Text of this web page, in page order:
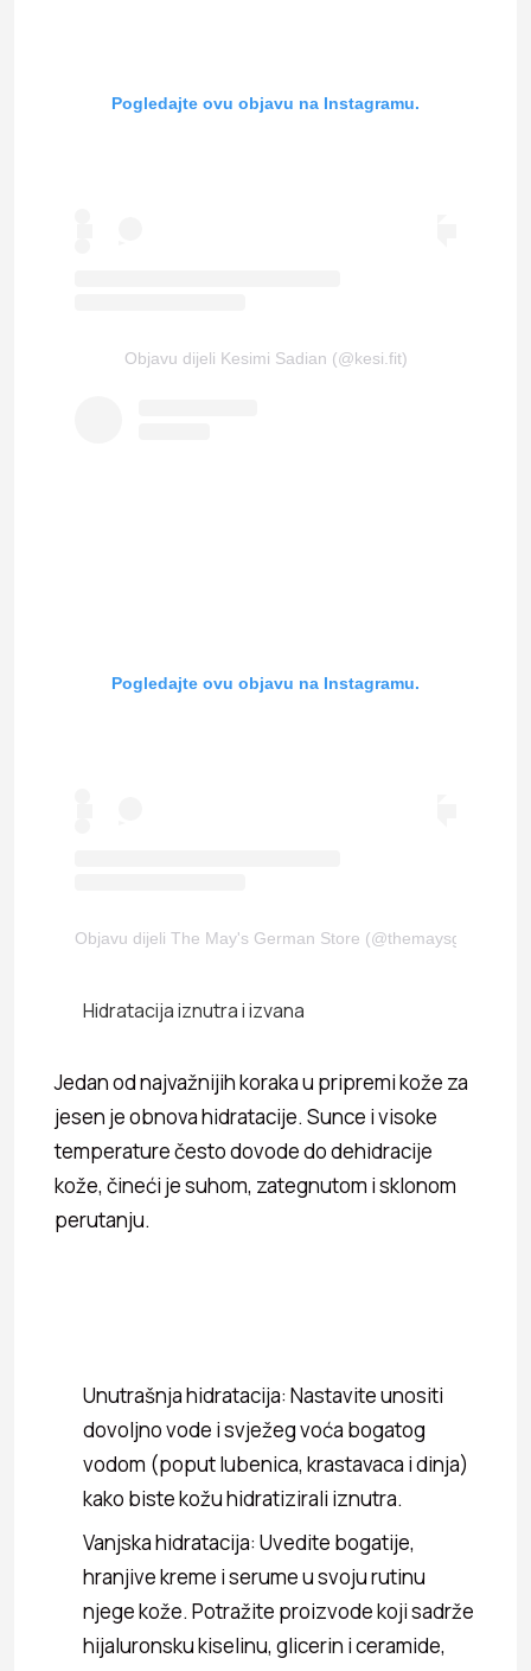
Pogledajte ovu objavu na Instagramu.
Objavu dijeli Kesimi Sadian (@kesi.fit)
Pogledajte ovu objavu na Instagramu.
Objavu dijeli The May's German Store
Hidratacija iznutra i izvana
Jedan od najvažnijih koraka u pripremi kože za
jesen je obnova hidratacije. Sunce i visoke
temperature često dovode do dehidracije
kože, čineći je suhom, zategnutom i sklonom
perutanju.
Unutrašnja hidratacija: Nastavite unositi
dovoljno vode i svježeg voća bogatog
vodom (poput lubenica, krastavaca i dinja)
kako biste kožu hidratizirali iznutra.
Vanjska hidratacija: Uvedite bogatije,
hranjive kreme i serume u svoju rutinu
njege kože. Potražite proizvode koji sadrže
hijaluronsku kiselinu, glicerin i ceramide,